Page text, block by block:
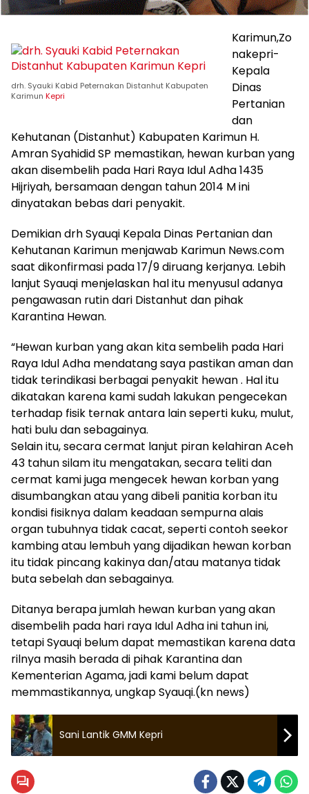
drh. Syauki Kabid Peternakan Distanhut Kabupaten
Karimun Kepri
Karimun,Zo
nakepri-
Kepala
Dinas
Pertanian
dan
Kehutanan (Distanhut) Kabupaten Karimun H.
Amran Syahidid SP memastikan, hewan kurban yang
akan disembelih pada Hari Raya Idul Adha 1435
Hijriyah, bersamaan dengan tahun 2014 M ini
dinyatakan bebas dari penyakit.
Demikian drh Syauqi Kepala Dinas Pertanian dan
Kehutanan Karimun menjawab Karimun News.com
saat dikonfirmasi pada 17/9 diruang kerjanya. Lebih
lanjut Syauqi menjelaskan hal itu menyusul adanya
pengawasan rutin dari Distanhut dan pihak
Karantina Hewan.
“Hewan kurban yang akan kita sembelih pada Hari
Raya Idul Adha mendatang saya pastikan aman dan
tidak terindikasi berbagai penyakit hewan . Hal itu
dikatakan karena kami sudah lakukan pengecekan
terhadap fisik ternak antara lain seperti kuku, mulut,
hati bulu dan sebagainya.
Selain itu, secara cermat lanjut piran kelahiran Aceh
43 tahun silam itu mengatakan, secara teliti dan
cermat kami juga mengecek hewan korban yang
disumbangkan atau yang dibeli panitia korban itu
kondisi fisiknya dalam keadaan sempurna alais
organ tubuhnya tidak cacat, seperti contoh seekor
kambing atau lembuh yang dijadikan hewan korban
itu tidak pincang kakinya dan/atau matanya tidak
buta sebelah dan sebagainya.
Ditanya berapa jumlah hewan kurban yang akan
disembelih pada hari raya Idul Adha ini tahun ini,
tetapi Syauqi belum dapat memastikan karena data
rilnya masih berada di pihak Karantina dan
Kementerian Agama, jadi kami belum dapat
memmastikannya, ungkap Syauqi.(kn news)
Sani Lantik GMM Kepri